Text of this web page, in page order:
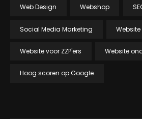
Web Design Webshop
Social Media Marketing
Website voor ZZP'ers Website
Hoog scoren op Google